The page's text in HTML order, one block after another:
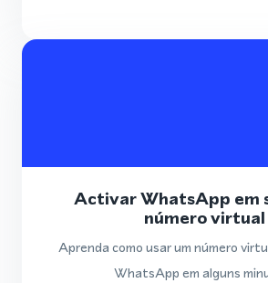
Activar WhatsApp em
número virtual
Aprenda como usar um número
WhatsApp em alguns